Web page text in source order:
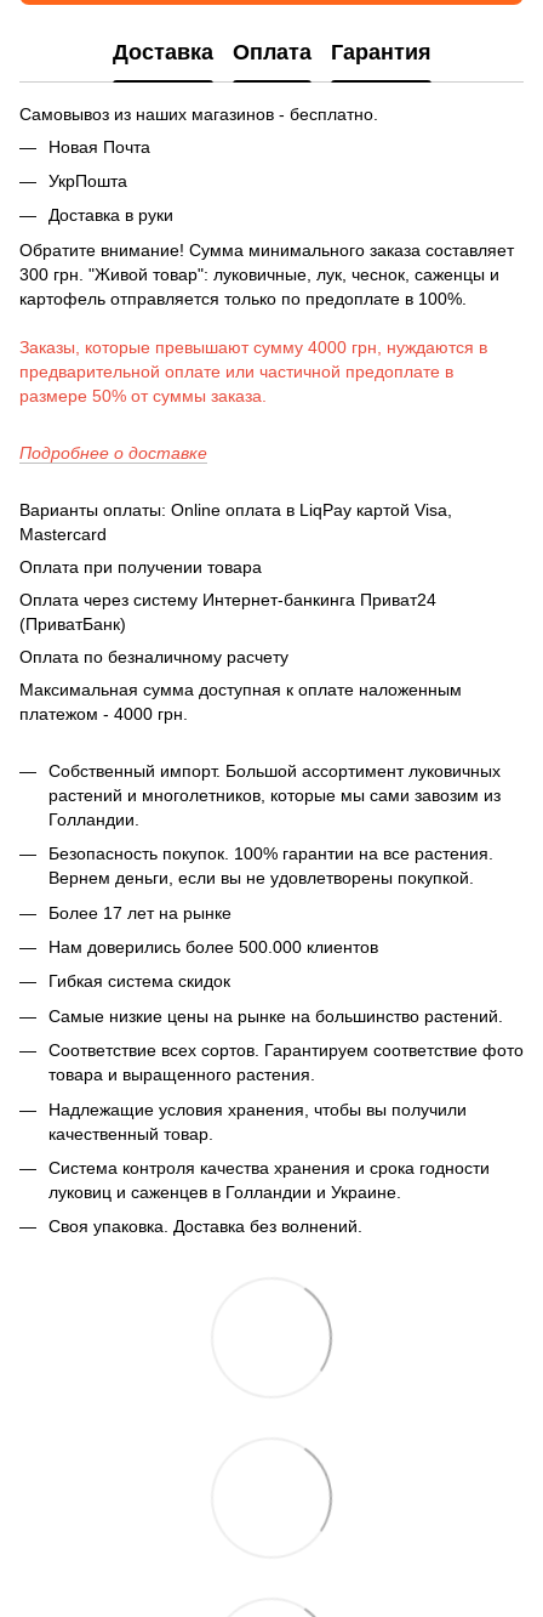
Доставка Оплата Гарантия
Самовывоз из наших магазинов - бесплатно.
Новая Почта
УкрПошта
Доставка в руки
Обратите внимание! Сумма минимального заказа составляет
300 грн. "Живой товар": луковичные, лук, чеснок, саженцы и
картофель отправляется только по предоплате в 100%.
Заказы, которые превышают сумму 4000 грн, нуждаются в
предварительной оплате или частичной предоплате в
размере 50% от суммы заказа.
Подробнее о доставке
Варианты оплаты: Online оплата в LiqPay картой Visa,
Mastercard
Оплата при получении товара
Оплата через систему Интернет-банкинга Приват24
(ПриватБанк)
Оплата по безналичному расчету
Максимальная сумма доступная к оплате наложенным
платежом - 4000 грн.
Собственный импорт. Большой ассортимент луковичных
растений и многолетников, которые мы сами завозим из
Голландии.
Безопасность покупок. 100% гарантии на все растения.
Вернем деньги, если вы не удовлетворены покупкой.
Более 17 лет на рынке
Нам доверились более 500.000 клиентов
Гибкая система скидок
Самые низкие цены на рынке на большинство растений.
Соответствие всех сортов. Гарантируем соответствие фото
товара и выращенного растения.
Надлежащие условия хранения, чтобы вы получили
качественный товар.
Система контроля качества хранения и срока годности
луковиц и саженцев в Голландии и Украине.
Своя упаковка. Доставка без волнений.